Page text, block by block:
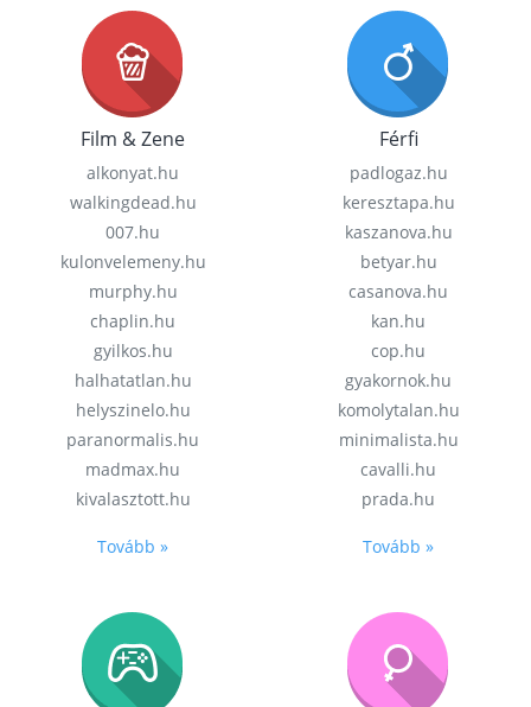
Film & Zene
alkonyat.hu
walkingdead.hu
007.hu
kulonvelemeny.hu
murphy.hu
chaplin.hu
gyilkos.hu
halhatatlan.hu
helyszinelo.hu
paranormalis.hu
madmax.hu
kivalasztott.hu
Tovább »
Férfi
padlogaz.hu
keresztapa.hu
kaszanova.hu
betyar.hu
casanova.hu
kan.hu
cop.hu
gyakornok.hu
komolytalan.hu
minimalista.hu
cavalli.hu
prada.hu
Tovább »